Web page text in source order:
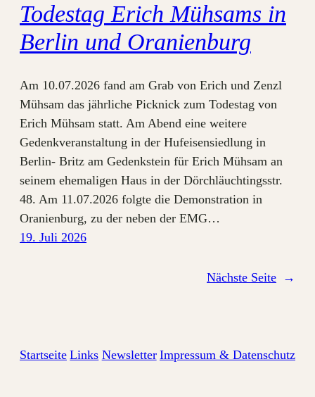
Todestag Erich Mühsams in
Berlin und Oranienburg
Am 10.07.2026 fand am Grab von Erich und Zenzl
Mühsam das jährliche Picknick zum Todestag von
Erich Mühsam statt. Am Abend eine weitere
Gedenkveranstaltung in der Hufeisensiedlung in
Berlin- Britz am Gedenkstein für Erich Mühsam an
seinem ehemaligen Haus in der Dörchläuchtingsstr.
48. Am 11.07.2026 folgte die Demonstration in
Oranienburg, zu der neben der EMG…
19. Juli 2026
Nächste Seite →
Startseite Links Newsletter Impressum & Datenschutz